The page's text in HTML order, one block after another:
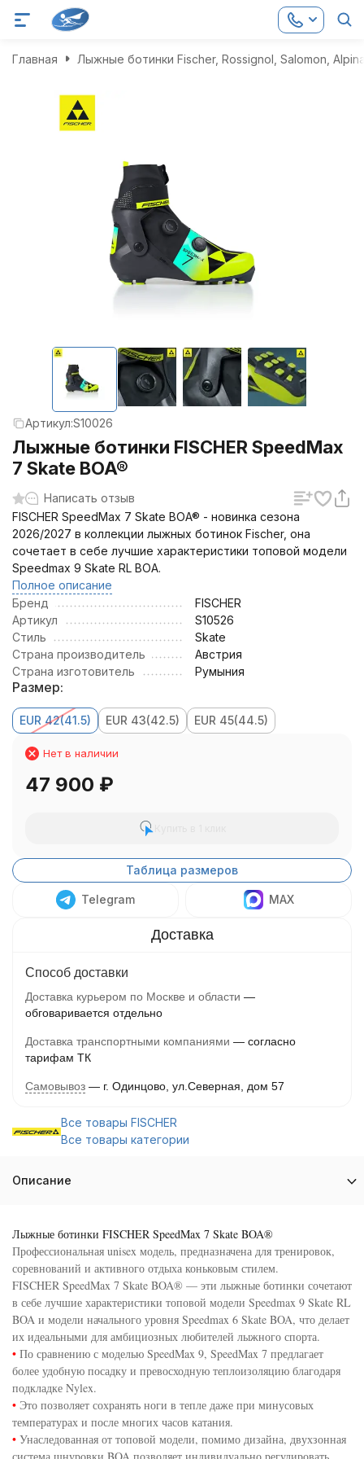
Главная Лыжные ботинки Fischer, Rossignol, Salomon,
Артикул:S10026
Лыжные ботинки FISCHER SpeedMax
7 Skate BOA®
Написать отзыв
FISCHER SpeedMax 7 Skate BOA® - новинка сезона
2026/2027 в коллекции лыжных ботинок Fischer, она
сочетает в себе лучшие характеристики топовой модели
Speedmax 9 Skate RL BOA.
Полное описание
Бренд
FISCHER
Артикул
S10526
Стиль
Skate
Страна производитель
Австрия
Страна изготовитель
Румыния
Размер:
EUR 42(41.5) EUR 43(42.5) EUR 45(44.5)
Нет в наличии
47 900 ₽
Таблица размеров
Telegram MAX
Способ доставки
Доставка курьером по Москве и области
обговаривается отдельно
Доставка транспортными компаниями
согласно
тарифам ТК
Самовывоз г. Одинцово, ул.Северная, дом 57
Все товары FISCHER
Все товары категории
Описание
Лыжные ботинки FISCHER SpeedMax 7 Skate BOA®
Профессиональная unisex модель, предназначена для тренировок,
соревнований и активного отдыха коньковым стилем.
FISCHER SpeedMax 7 Skate BOA® — эти лыжные ботинки сочетают
в себе лучшие характеристики топовой модели Speedmax 9 Skate RL
BOA и модели начального уровня Speedmax 6 Skate BOA, что делает
их идеальными для амбициозных любителей лыжного спорта.
• По сравнению с моделью SpeedMax 9, SpeedMax 7 предлагает
более удобную посадку и превосходную теплоизоляцию благодаря
подкладке Nylex.
• Это позволяет сохранять ноги в тепле даже при минусовых
температурах и после многих часов катания.
• Унаследованная от топовой модели, помимо дизайна, двухзонная